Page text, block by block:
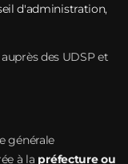
d'administration,
des UDSP et
générale
à la préfecture ou